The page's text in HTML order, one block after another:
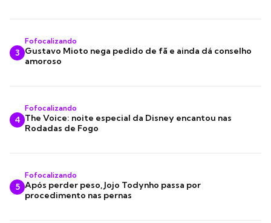
3
Fofocalizando
Gustavo Mioto nega pedido de fã e ainda dá conselho
amoroso
4
Fofocalizando
The Voice: noite especial da Disney encantou nas
Rodadas de Fogo
5
Fofocalizando
Após perder peso, Jojo Todynho passa por
procedimento nas pernas